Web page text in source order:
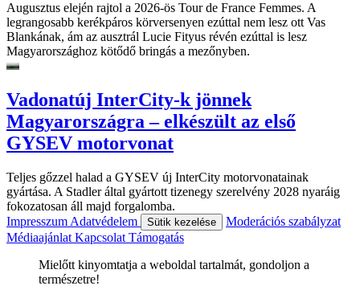
Augusztus elején rajtol a 2026-ös Tour de France Femmes. A
legrangosabb kerékpáros körversenyen ezúttal nem lesz ott Vas
Blankának, ám az ausztrál Lucie Fityus révén ezúttal is lesz
Magyarországhoz kötődő bringás a mezőnyben.
Vadonatúj InterCity-k jönnek
Magyarországra – elkészült az első
GYSEV motorvonat
Teljes gőzzel halad a GYSEV új InterCity motorvonatainak
gyártása. A Stadler által gyártott tizenegy szerelvény 2028 nyaráig
fokozatosan áll majd forgalomba.
Impresszum Adatvédelem Sütik kezelése
Moderációs szabályzat
Médiaajánlat Kapcsolat Támogatás
Mielőtt kinyomtatja a weboldal tartalmát, gondoljon a
természetre!